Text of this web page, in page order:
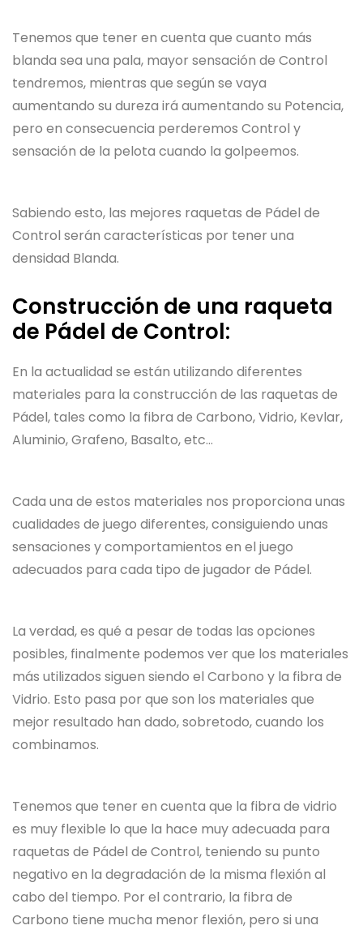
Tenemos que tener en cuenta que cuanto más
blanda sea una pala, mayor sensación de Control
tendremos, mientras que según se vaya
aumentando su dureza irá aumentando su Potencia,
pero en consecuencia perderemos Control y
sensación de la pelota cuando la golpeemos.
Sabiendo esto, las mejores raquetas de Pádel de
Control serán características por tener una
densidad Blanda.
Construcción de una raqueta
de Pádel de Control:
En la actualidad se están utilizando diferentes
materiales para la construcción de las raquetas de
Pádel, tales como la fibra de Carbono, Vidrio, Kevlar,
Aluminio, Grafeno, Basalto, etc…
Cada una de estos materiales nos proporciona unas
cualidades de juego diferentes, consiguiendo unas
sensaciones y comportamientos en el juego
adecuados para cada tipo de jugador de Pádel.
La verdad, es qué a pesar de todas las opciones
posibles, finalmente podemos ver que los materiales
más utilizados siguen siendo el Carbono y la fibra de
Vidrio. Esto pasa por que son los materiales que
mejor resultado han dado, sobretodo, cuando los
combinamos.
Tenemos que tener en cuenta que la fibra de vidrio
es muy flexible lo que la hace muy adecuada para
raquetas de Pádel de Control, teniendo su punto
negativo en la degradación de la misma flexión al
cabo del tiempo. Por el contrario, la fibra de
Carbono tiene mucha menor flexión, pero si una